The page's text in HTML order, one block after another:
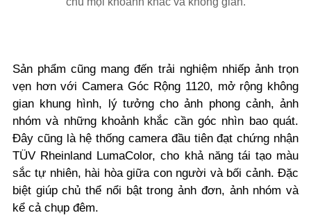
Sản phẩm cũng mang đến trải nghiệm nhiếp ảnh trọn
vẹn hơn với Camera Góc Rộng 1120, mở rộng không
gian khung hình, lý tưởng cho ảnh phong cảnh, ảnh
nhóm và những khoảnh khắc cần góc nhìn bao quát.
Đây cũng là hệ thống camera đầu tiên đạt chứng nhận
TÜV Rheinland LumaColor, cho khả năng tái tạo màu
sắc tự nhiên, hài hòa giữa con người và bối cảnh. Đặc
biệt giúp chủ thể nổi bật trong ảnh đơn, ảnh nhóm và
kể cả chụp đêm.